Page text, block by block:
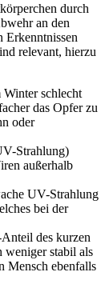
durch
an den
Erkenntnissen
relevant, hierzu
schlecht
das Opfer zu
oder
Strahlung)
außerhalb
UV-Strahlung
bei der
des kurzen
weniger stabil als
Mensch ebenfalls